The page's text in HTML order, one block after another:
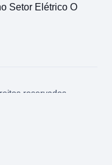
Setor Elétrico O
reservados